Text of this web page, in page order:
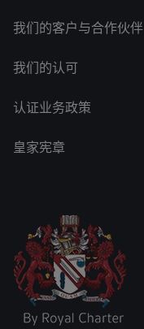
我们的客户与合作伙伴
我们的认可
认证业务政策
皇家宪章